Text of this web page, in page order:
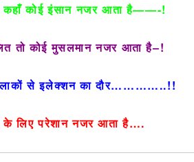
कहाँ कोई इंसान नजर आता है——-!
तो कोई मुसलमान नजर आता है–!
से इलेक्शन का दौर…………..!!
के लिए परेशान नजर आता है….